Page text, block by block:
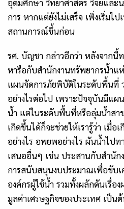
อุดมศึกษา วิทยาศาสตร์ วิจัยและ
การ หากแต่ยังไม่เสร็จ เพิ่งเริ่มไป
สถานการณ์ขึ้นก่อน
รศ. บัญชา กล่าวอีกว่า หลังจากนี้
หารือกับสำนักงานทรัพยากรน้ำแ
แผนจัดการภัยพิบัติในระดับพื้นที่
อย่างไรต่อไป เพราะปัจจุบันมีแ
น้ำ แต่ในระดับพื้นที่หรือลุ่มน้ำสา
เกิดขึ้นได้ก็จะช่วยให้เรารู้ว่า เมื่อ
อย่างไร อพยพอย่างไร ผันน้ำไป
เสนออื่นๆ เช่น ประสานกับสำนัก
การสนับสนุนงบประมาณเพื่อขับ
องค์กรผู้ใช้น้ำ รวมทั้งผลักดันเรื่อ
มูลค่าเศรษฐกิจของประเทศ เป็น